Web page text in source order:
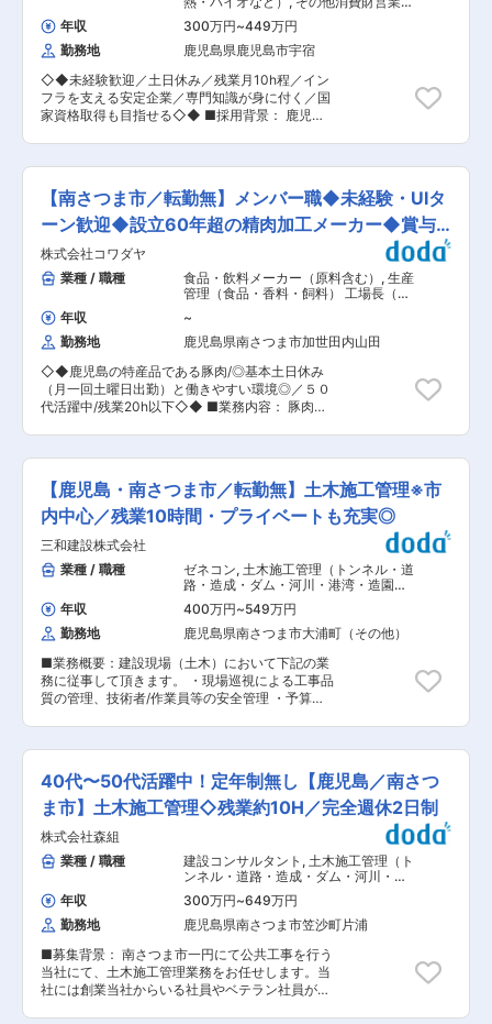
割以上は異業種からの転職ですので、手に職を付
けたい方には安心の環境です！ ・入社後のフォロ
ー体制充実！ 事業案内、支店見学、OJTと座学実
務ともに研修は充実しております。 先輩社員と数
か月は一緒に行動していただき学んでいただきま
す。 独り立ちする時期は、習得レベルに応じて決
めていきますので、ご安心ください。 ＜商品に強
み！LPガスで南九州No1の顧客数＞ 創業以来一貫
んでいることも安心につながり、広く支持を受け
ています。 電気とセットで安く契約できるため、
契約数も増やすことができています。 ■組織構成
■ 各営業所で、営業担当、配送担当、技術担当が
それぞれおりますので、お客様へのフォロー体制
が整った組織で仕事を行うことができます。 変更
の範囲：会社の定める業務
（国内） 道路旅客・貨物運送
年収 300万円~449万円
勤務地
鹿児島県鹿児島市宇宿
◇◆未経験歓迎／土日休み／残業月10h程／イン
フラを支える安定企業／専門知識が身に付く／国
家資格取得も目指せる◇◆ ■採用背景： 鹿児島
対応を継続するために、各支店で1〜2名の募集を
行っています。 ■担当業務 同社LPガスをお使い
のお客様宅を訪問、ガス配送・交換業務をメイン
で行って頂きます。 ▼具体的には： ・プロパン
ガスの配送、交換業務 ・ガスメーター検針、集金
業務 ・定期調査 ・ガス器具販売 など ▼補足内
容： ・1日 約30〜40件のお客様を周ります。
ガス交換はそのうち20件程です。 ・ガスは一本
80キロほどありますが、基本転がしながら対応。
力はそこまで必要ありません。 ・会社としてお客
様と定期的な接点を持つ部門となります。配送時
に一言お客様へ声掛けをしながら、チラシをお配
りすることがございます。 ■キャリアアップにつ
いて 業務の習得具合や、配送と併せてのガス器具
の販売数や顧客数の増加、資格の取得状況を評価
対象とし、キャリアアップが可能な環境です。中
います。 ■職場の雰囲気 お客様と関わることが
メインになるため、当社では”人柄採用”を重視し
ております。 社内では活発にコミュニケーション
を取っており、働きやすい環境を実現していま
す。 ＜前職の経歴は様々な方が活躍！＞ ・メン
バーの9割以上は異業種からの転職ですので、こ
の業務をやってみたいという方には安心の環境で
す！ ・入社後のフォロー体制充実！ 事業案内、
支店見学、OJTと座学実務ともに研修は充実して
おります。 先輩社員と数か月は一緒に行動してい
ただき学んでいただきます。 独り立ちする時期
は、習得レベルに応じて決めていきますので、ご
安心ください。 ＜商品に強み！LPガスで南九州
かあれば対応できる体制を整えており、 ガスボン
ベの交換等も自社の社員が運んでいることも安心
囲：会社の定める業務
【南さつま市／転勤無】メンバー職◆未経験・UIタ
ーン歓迎◆設立60年超の精肉加工メーカー◆賞与
年3回
株式会社コワダヤ
業種 / 職種
食品・飲料メーカー（原料含む） , 生産
管理（食品・香料・飼料） 工場長（食
年収
~
勤務地
鹿児島県南さつま市加世田内山田
◇◆鹿児島の特産品である豚肉/◎基本土日休み
（月一回土曜日出勤）と働きやすい環境◎／５０
代活躍中/残業20h以下◇◆ ■業務内容： 豚肉処
じて効率的な製造作業の実施 ■入社後の流れ：
時間をかけて現担当から業務を引き継ぎますの
で、安心して業務に取り組んでいただけます。 ▼
詳細： ・生産計画の立案 ・生産ラインの稼働状
況の監視 ・品質管理の確保 ・労働安全衛生の管
理 ・従業員の指導や教育 等 ■当社について：
・当社は、1963年鹿児島県南さつま市に設立した
歴史と実績を持つ、精肉加工メーカーです。グル
ープで養豚から加工、出荷まで行い県内にある有
名食肉メーカーへ販売します。 ・当社の食肉製造
工場は、最先端と畜設備を備えた加世田食肉セン
ターで徹底した衛生管理のもとに処理された枝肉
を原料に、国際規格TQCSI／HACCPシステムを
導入し、消費者ニーズに合った製品づくりをすす
めています。 変更の範囲：会社の定める業務
【鹿児島・南さつま市／転勤無】土木施工管理※市
内中心／残業10時間・プライベートも充実◎
三和建設株式会社
業種 / 職種
ゼネコン, 土木施工管理（トンネル・道
路・造成・ダム・河川・港湾・造園な
ど） 土木施工管理（上下水道）
年収 400万円~549万円
勤務地
鹿児島県南さつま市大浦町（その他）
■業務概要：建設現場（土木）において下記の業
務に従事して頂きます。 ・現場巡視による工事品
質の管理、技術者/作業員等の安全管理 ・予算管
の手配 ・資材置き場の確保/工事用電源の確保
・工事開始時の近隣への挨拶 ■組織構成： 現場
作業員も含む施工管理に関わる方々15名(40代2
名/50代4名/60代8名/70代1名） ■業務内容補
足： ・施工対象…道路、河川、橋梁、上下水道 ・
受注金額…1件あたりの工事受注額は1000万〜
7000万が主な受注金額です。 ・工期…1件あたり
の工期は4ヶ月〜10ヶ月が主です ・年間担当件
数…受注の状況により２件〜3件の工事にご対応
いただく予定です ・担当エリア…南薩摩市内の工
事がほとんどです。 ・出張…薩摩市内の案件のた
め、日帰りでの工事がほとんどです。 ＊現場は南
さつま市内全域です。（社用車使用／ＭＴ車） ＊
パソコンで文字入力ができる方 エクセル等のソフ
トを用いますが、丁寧にレクチャーしますのでご
安心ください。 ■魅力： ・残業10時間程度／ほ
40代〜50代活躍中！定年制無し【鹿児島／南さつ
ま市】土木施工管理◇残業約10H／完全週休2日制
株式会社森組
業種 / 職種
建設コンサルタント , 土木施工管理（ト
ンネル・道路・造成・ダム・河川・港
湾・造園など）
年収 300万円~649万円
勤務地
鹿児島県南さつま市笠沙町片浦
■募集背景： 南さつま市一円にて公共工事を行う
当社にて、土木施工管理業務をお任せします。当
社には創業当社からいる社員やベテラン社員が多